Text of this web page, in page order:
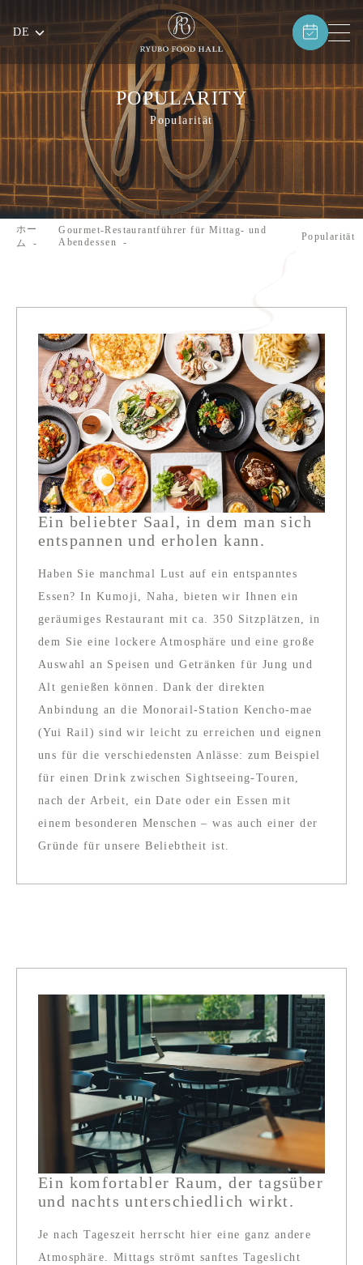
DE
POPULARITY
Popularität
ホー
ム
Gourmet-Restaurantführer für Mittag- und
Abendessen
Popularität
Ein beliebter Saal, in dem man sich
entspannen und erholen kann.
Haben Sie manchmal Lust auf ein entspanntes
Essen? In Kumoji, Naha, bieten wir Ihnen ein
geräumiges Restaurant mit ca. 350 Sitzplätzen, in
dem Sie eine lockere Atmosphäre und eine große
Auswahl an Speisen und Getränken für Jung und
Alt genießen können. Dank der direkten
Anbindung an die Monorail-Station Kencho-mae
(Yui Rail) sind wir leicht zu erreichen und eignen
uns für die verschiedensten Anlässe: zum Beispiel
für einen Drink zwischen Sightseeing-Touren,
nach der Arbeit, ein Date oder ein Essen mit
einem besonderen Menschen – was auch einer der
Gründe für unsere Beliebtheit ist.
Ein komfortabler Raum, der tagsüber
und nachts unterschiedlich wirkt.
Je nach Tageszeit herrscht hier eine ganz andere
Atmosphäre. Mittags strömt sanftes Tageslicht